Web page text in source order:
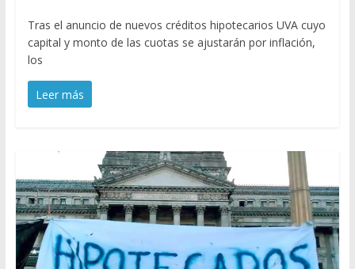
Tras el anuncio de nuevos créditos hipotecarios UVA cuyo
capital y monto de las cuotas se ajustarán por inflación,
los
Leer más